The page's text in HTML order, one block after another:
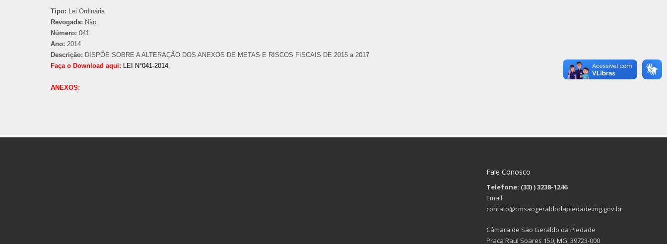
Tipo: Lei Ordinária
Revogada: Não
Número: 041
Ano: 2014
Descrição: DISPÕE SOBRE A ALTERAÇÃO DOS ANEXOS DE METAS E RISCOS FISCAIS DE 2015 a 2017
Faça o Download aqui: LEI N°041-2014
ANEXOS:
Fale Conosco
Telefone: (33)) 3238-1246
Email:
contato@cmsaogeraldodapiedade.mg.gov.br
Câmara de São Geraldo da Piedade
Praca Raul Soares 150, MG, 39723-000